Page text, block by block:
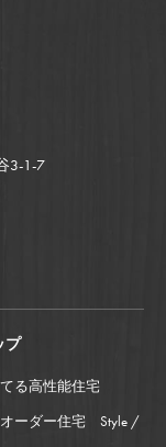
3-1-7
プ
る高性能住宅
ーダー住宅 Style /